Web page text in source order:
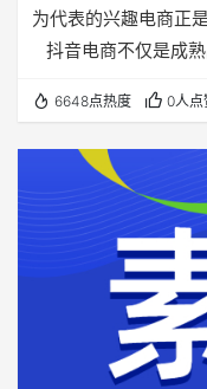
为代表的兴趣电商正
抖音电商不仅是成
品牌商家，抖品牌在
这个充满生机的新生
亟需掌握抖音电商大
牌分析等数据情报和
机遇，实现弯道超车
6648点热度 0人点